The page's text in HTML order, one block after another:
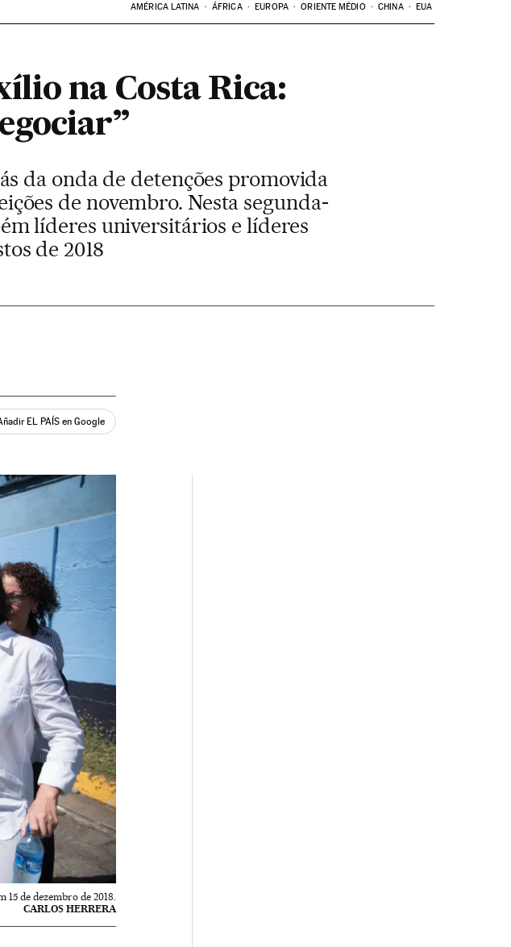
AMÉRICA LATINA ÁFRICA EUROPA ORIENTE MÉDIO CHINA EUA
na Costa Rica:
da onda de detenções promovida
de novembro. Nesta segunda-
líderes universitários e líderes
de 2018
EL PAÍS en Google
de dezembro de 2018.
CARLOS HERRERA